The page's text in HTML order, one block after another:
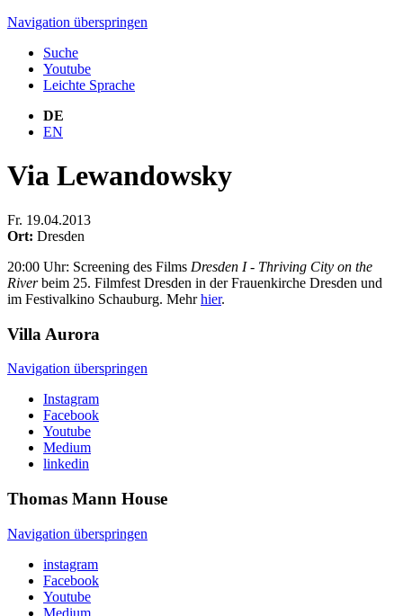
Navigation überspringen
Suche
Youtube
Leichte Sprache
DE
EN
Via Lewandowsky
Fr. 19.04.2013
Ort: Dresden
20:00 Uhr: Screening des Films Dresden I - Thriving City on the
Riverbeim 25. Filmfest Dresden in der Frauenkirche Dresden und
im Festivalkino Schauburg. Mehrhier.
Villa Aurora
Navigation überspringen
Instagram
Facebook
Youtube
Medium
linkedin
Thomas Mann House
Navigation überspringen
instagram
Facebook
Youtube
Medium